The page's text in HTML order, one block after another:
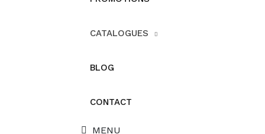
CATALOGUES
BLOG
CONTACT
MENU